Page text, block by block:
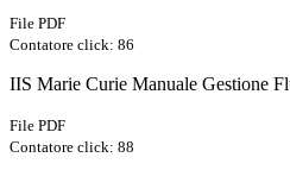
File PDF
Contatore click: 86
IIS Marie Curie Manuale Gestione
File PDF
Contatore click: 88